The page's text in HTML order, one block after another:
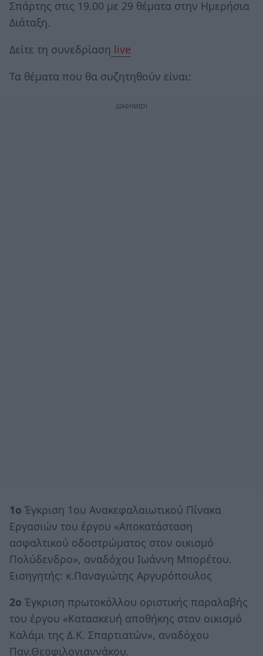
Σπάρτης στις 19.00 με 29 θέματα στην Ημερήσια
Διάταξη.
Δείτε τη συνεδρίαση live
Τα θέματα που θα συζητηθούν είναι:
1ο Έγκριση 1ου Ανακεφαλαιωτικού Πίνακα
Εργασιών του έργου «Αποκατάσταση
ασφαλτικού οδοστρώματος στον οικισμό
Πολύδενδρο», αναδόχου Ιωάννη Μπορέτου.
Εισηγητής: κ.Παναγιώτης Αργυρόπουλος
2ο Έγκριση πρωτοκόλλου οριστικής παραλαβής
του έργου «Κατασκευή αποθήκης στον οικισμό
Καλάμι της Δ.Κ. Σπαρτιατών», αναδόχου
Παν.Θεοφιλογιαννάκου.